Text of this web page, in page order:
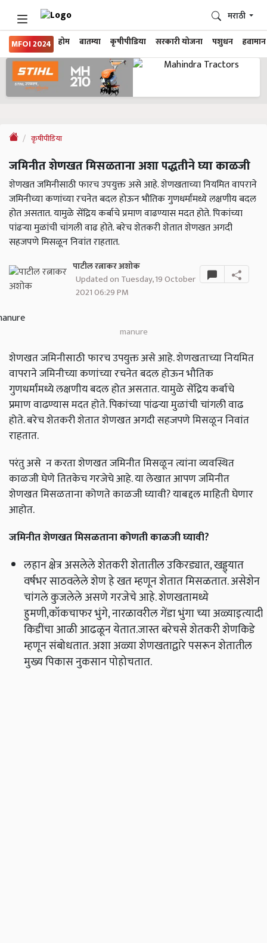
MFOI 2024 होम बातम्या कृषीपीडिया सरकारी योजना पशुधन हवामान
मराठी
कृषीपीडिया
जमिनीत शेणखत मिसळताना अशा पद्धतीने घ्या काळजी
शेणखत जमिनीसाठी फारच उपयुक्त असे आहे. शेणखताच्या नियमित वापराने
जमिनीच्या कणांच्या रचनेत बदल होऊन भौतिक गुणधर्मांमध्ये लक्षणीय बदल
होत असतात. यामुळे सेंद्रिय कर्बाचे प्रमाण वाढण्यास मदत होते. पिकांच्या
पांढऱ्या मुळांची चांगली वाढ होते. बरेच शेतकरी शेतात शेणखत अगदी
सहजपणे मिसळून निवांत राहतात.
पाटील रत्नाकर अशोक
Updated on Tuesday, 19 October
2021 06:29 PM
manure
शेणखत जमिनीसाठी फारच उपयुक्त असे आहे. शेणखताच्या नियमित
वापराने जमिनीच्या कणांच्या रचनेत बदल होऊन भौतिक
गुणधर्मांमध्ये लक्षणीय बदल होत असतात. यामुळे सेंद्रिय कर्बाचे
प्रमाण वाढण्यास मदत होते. पिकांच्या पांढऱ्या मुळांची चांगली वाढ
होते. बरेच शेतकरी शेतात शेणखत अगदी सहजपणे मिसळून निवांत
राहतात.
परंतु असे न करता शेणखत जमिनीत मिसळून त्यांना व्यवस्थित
काळजी घेणे तितकेच गरजेचे आहे. या लेखात आपण जमिनीत
शेणखत मिसळताना कोणते काळजी घ्यावी? याबद्दल माहिती घेणार
आहोत.
जमिनीत शेणखत मिसळताना कोणती काळजी घ्यावी?
लहान क्षेत्र असलेले शेतकरी शेतातील उकिरड्यात, खड्ड्यात
वर्षभर साठवलेले शेण हे खत म्हणून शेतात मिसळतात. असेशेन
चांगले कुजलेले असणे गरजेचे आहे. शेणखतामध्ये
हुमणी,कॉकचाफर भुंगे, नारळावरील गेंडा भुंगा च्या अळ्याइत्यादी
किडींचा आळी आढळून येतात.जास्त बरेचसे शेतकरी शेणकिडे
म्हणून संबोधतात. अशा अळ्या शेणखताद्वारे पसरून शेतातील
मुख्य पिकास नुकसान पोहोचतात.